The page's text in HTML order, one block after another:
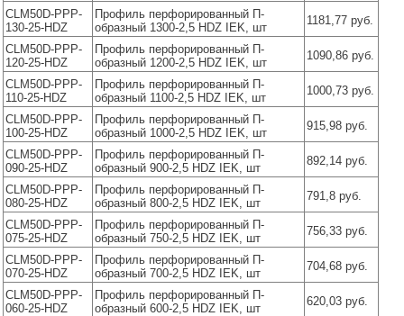
CLM50D-PPP-
130-25-HDZ
Профиль перфорированный П-
образный 1300-2,5 HDZ IEK, шт
1181,77 руб.
CLM50D-PPP-
120-25-HDZ
Профиль перфорированный П-
образный 1200-2,5 HDZ IEK, шт
1090,86 руб.
CLM50D-PPP-
110-25-HDZ
Профиль перфорированный П-
образный 1100-2,5 HDZ IEK, шт
1000,73 руб.
CLM50D-PPP-
100-25-HDZ
Профиль перфорированный П-
образный 1000-2,5 HDZ IEK, шт
915,98 руб.
CLM50D-PPP-
090-25-HDZ
Профиль перфорированный П-
образный 900-2,5 HDZ IEK, шт
892,14 руб.
CLM50D-PPP-
080-25-HDZ
Профиль перфорированный П-
образный 800-2,5 HDZ IEK, шт
791,8 руб.
CLM50D-PPP-
075-25-HDZ
Профиль перфорированный П-
образный 750-2,5 HDZ IEK, шт
756,33 руб.
CLM50D-PPP-
070-25-HDZ
Профиль перфорированный П-
образный 700-2,5 HDZ IEK, шт
704,68 руб.
CLM50D-PPP-
060-25-HDZ
Профиль перфорированный П-
образный 600-2,5 HDZ IEK, шт
620,03 руб.